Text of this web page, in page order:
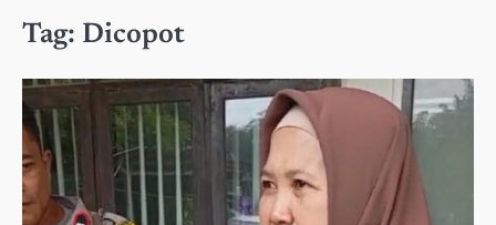
Tag: Dicopot